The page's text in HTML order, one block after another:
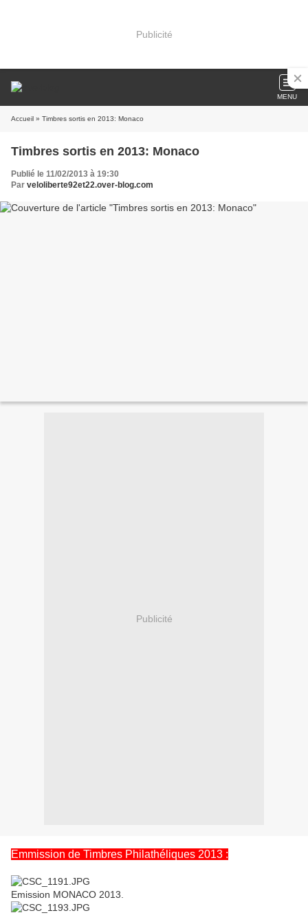
Publicité
MENU
Accueil » Timbres sortis en 2013: Monaco
Timbres sortis en 2013: Monaco
Publié le 11/02/2013 à 19:30
Par veloliberte92et22.over-blog.com
Publicité
Emmission de Timbres Philathéliques 2013 :
Emission MONACO 2013.